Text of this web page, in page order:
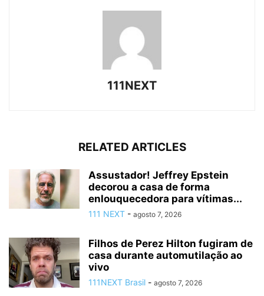
111NEXT
RELATED ARTICLES
Assustador! Jeffrey Epstein
decorou a casa de forma
enlouquecedora para vítimas...
111 NEXT - agosto 7, 2026
Filhos de Perez Hilton fugiram de
casa durante automutilação ao
vivo
111NEXT Brasil - agosto 7, 2026